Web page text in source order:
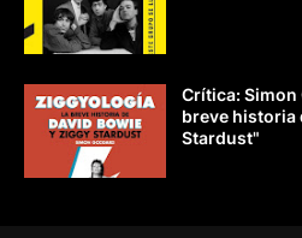
Crítica:
breve historia
Stardust"